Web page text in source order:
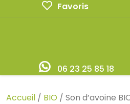
Favoris
06 23 25 85 18
Accueil / BIO / Son d’avoine